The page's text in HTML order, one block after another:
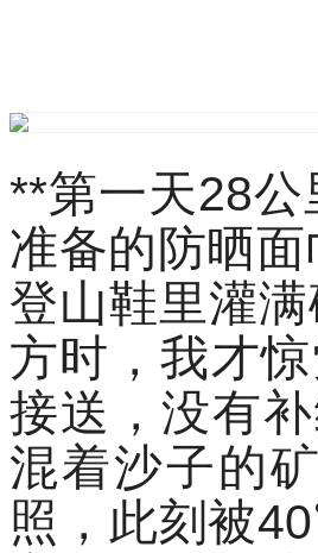
**第一天28
准备的防晒
登山鞋里灌
方时，我才
接送，没有
混着沙子的
照，此刻被